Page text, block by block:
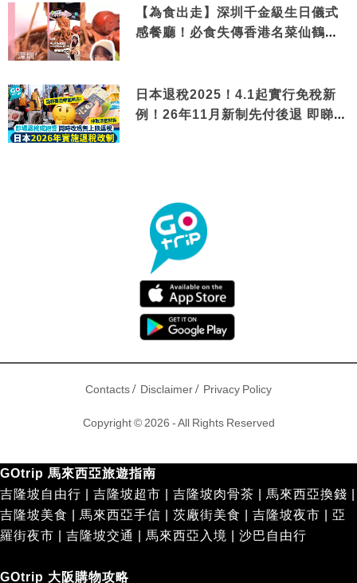
【為食出走】深圳千金級生日儀式
感餐廳！必食失傳香港名菜仙鶴神
日本退稅2025！4.1起實行免稅新
例！26年11月新制先付後退 即睇步
Contacts/ Disclaimer/ Privacy Policy
Copyright © 2026 - All Rights Reserved
GOtrip 馬來西亞旅遊指南
吉隆坡自由行
吉隆坡超市 吉隆坡肉骨茶 馬來西亞換錢
吉隆坡美食
馬來西亞手信 茨廠街美食 吉隆坡夜市
亞
羅街夜市
吉隆坡交通 馬來西亞入境 沙巴自由行
GOtrip 大阪購物攻略